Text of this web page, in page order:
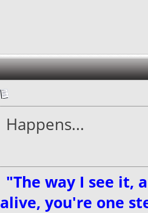
Happens...
"The way I see it,
alive, you're one